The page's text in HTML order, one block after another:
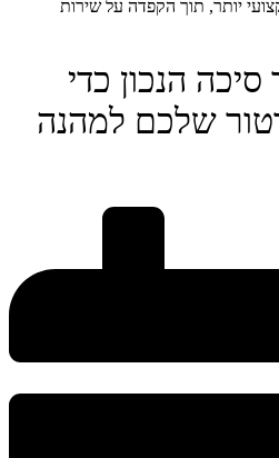
יותר, תוך הקפדה על שירות
הנכון כדי
שלכם למהנה